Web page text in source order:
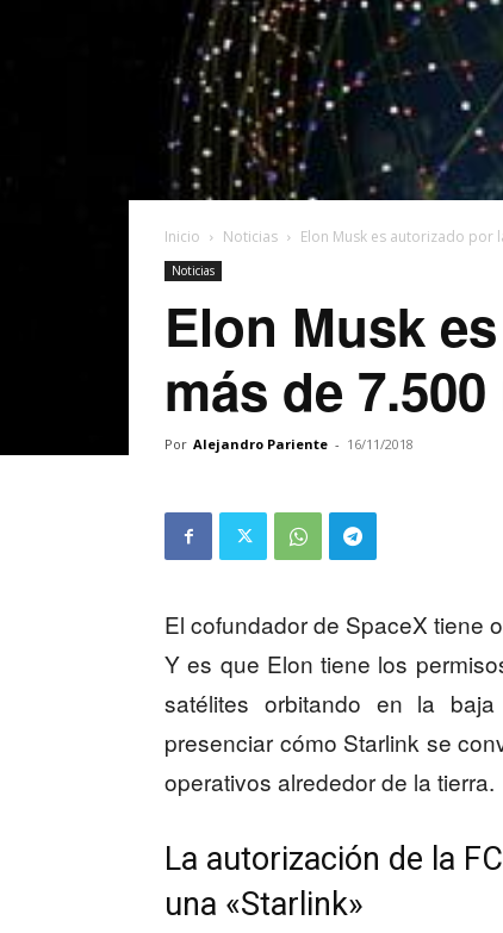
Inicio Noticias Elon Musk es autorizado por
Noticias
Elon Musk
más de
Por Alejandro Pariente - 16/11/2018
El cofundador de SpaceX tiene
Y es que Elon tiene los
satélites orbitando en la
presenciar cómo Starlink se
operativos alrededor de la tierra.
La autorización de la
una «Starlink»